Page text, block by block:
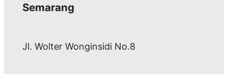
Semarang
Jl. Wolter Wonginsidi No.8